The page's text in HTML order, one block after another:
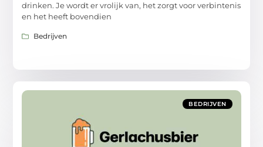
drinken. Je wordt er vrolijk van, het zorgt voor verbintenis
en het heeft bovendien
Bedrijven
BEDRIJVEN